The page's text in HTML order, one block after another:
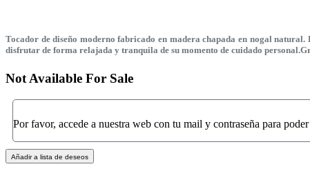
Tocador de diseño moderno fabricado en madera chapada en nogal
disfrutar de forma relajada y tranquila de su momento de cuidado
Not Available For Sale
Por favor, accede a nuestra web con tu mail y contraseña para
Añadir a lista de deseos